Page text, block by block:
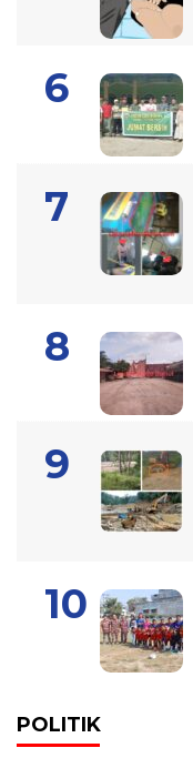
POLITIK